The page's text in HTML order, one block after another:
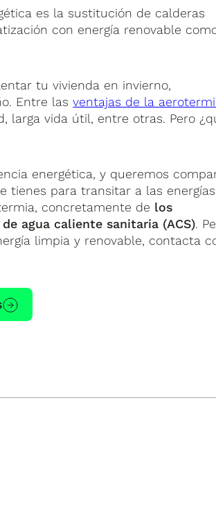
es la sustitución de calderas
con energía renovable
tu vivienda en invierno,
Entre lasventajas de la
larga vida útil, entre otras. Pero
energética, y queremos
tienes para transitar a las energías
concretamente de los
agua caliente sanitaria (ACS).
limpia y renovable, contacta